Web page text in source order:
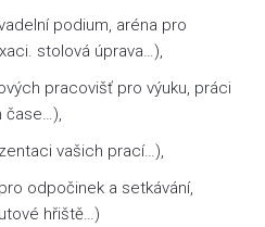
podium, aréna pro
stolová úprava…),
pracovišť pro výuku, práci
čase…),
vašich prací…),
odpočinek a setkávání,
hřiště…)